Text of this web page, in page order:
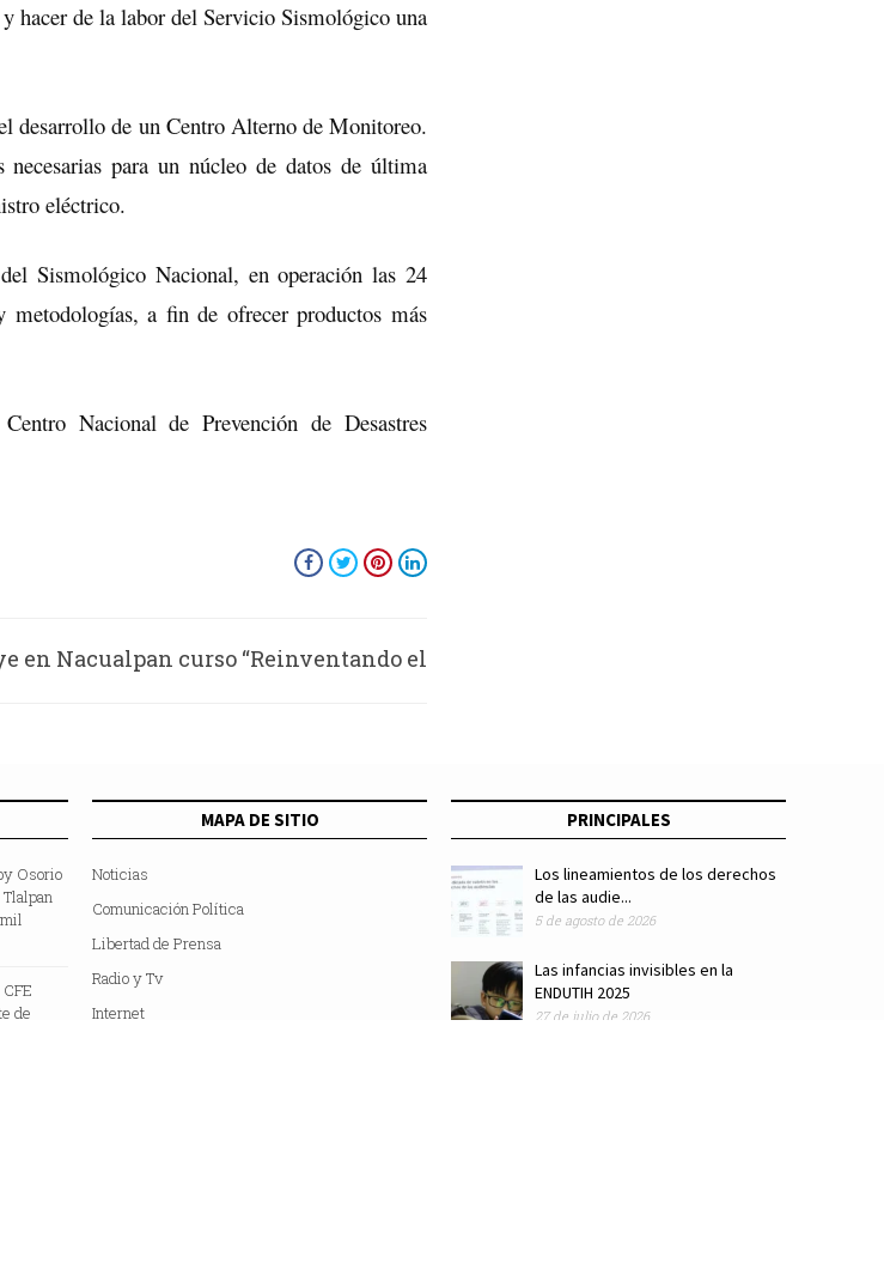
hacer de la labor del Servicio Sismológico una
desarrollo de un Centro Alterno de Monitoreo.
para un núcleo de datos de última
eléctrico.
Sismológico Nacional, en operación las 24
a fin de ofrecer productos más
Nacional de Prevención de Desastres
en Nacualpan curso “Reinventando el
Osorio
de
MAPA DE SITIO
Noticias
Comunicación Política
Libertad de Prensa
Radio y Tv
Internet
PRINCIPALES
Los lineamientos de los derechos
de las audie...
5 de agosto de 2026
Las infancias invisibles en la
ENDUTIH 2025
27 de julio de 2026